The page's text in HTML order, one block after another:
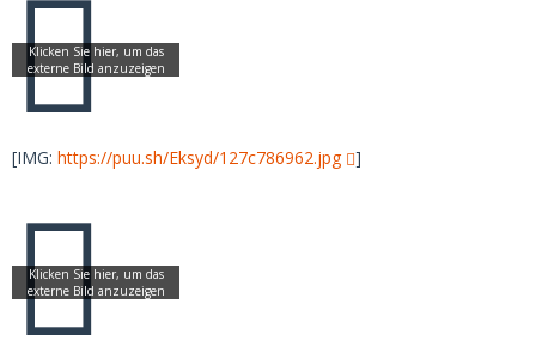
[IMG: https://puu.sh/Eksyd/127c786962.jpg ]